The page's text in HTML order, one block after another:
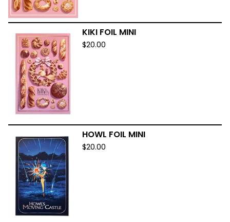
KIKI FOIL MINI
$20.00
HOWL FOIL MINI
$20.00